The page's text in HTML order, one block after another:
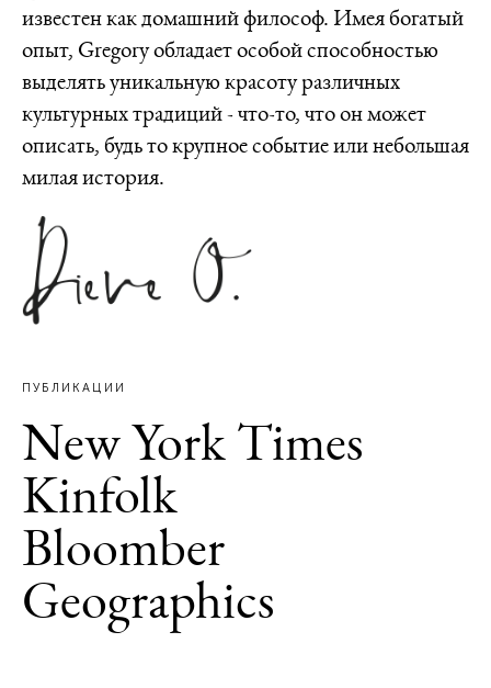
известен как домашний философ. Имея богатый
опыт, Gregory обладает особой способностью
выделять уникальную красоту различных
культурных традиций - что-то, что он может
описать, будь то крупное событие или небольшая
милая история.
ПУБЛИКАЦИИ
New York Times
Kinfolk
Bloomber
Geographics